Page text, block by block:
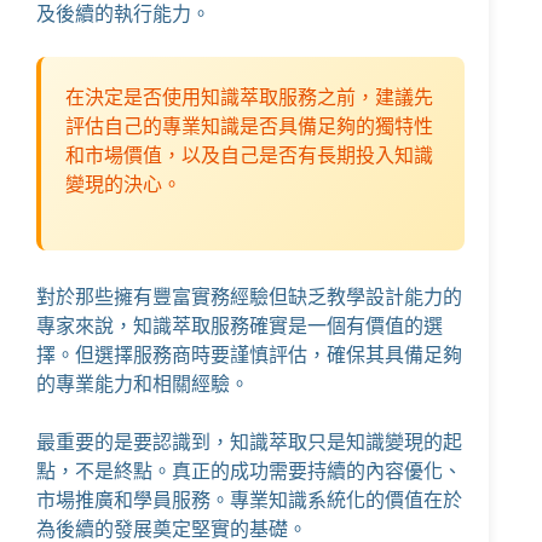
及後續的執行能力。
在決定是否使用知識萃取服務之前，建議先
評估自己的專業知識是否具備足夠的獨特性
和市場價值，以及自己是否有長期投入知識
變現的決心。
對於那些擁有豐富實務經驗但缺乏教學設計能力的
專家來說，知識萃取服務確實是一個有價值的選
擇。但選擇服務商時要謹慎評估，確保其具備足夠
的專業能力和相關經驗。
最重要的是要認識到，知識萃取只是知識變現的起
點，不是終點。真正的成功需要持續的內容優化、
市場推廣和學員服務。專業知識系統化的價值在於
為後續的發展奠定堅實的基礎。